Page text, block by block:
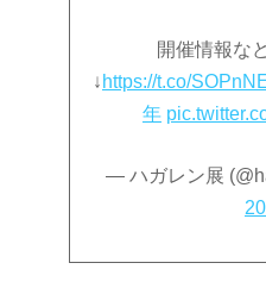
開催情報な
↓ https://t.co/
年
— ハガレン展